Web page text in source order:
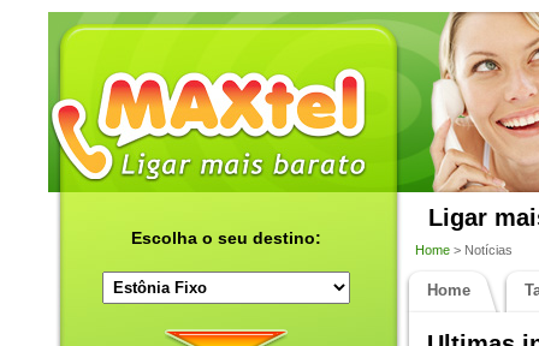
Escolha o seu destino:
Ligar
Home > Notícias
Home